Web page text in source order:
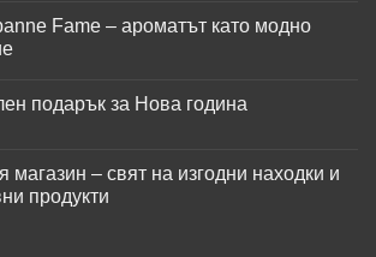
Fame – ароматът като модно
подарък за Нова година
магазин – свят на изгодни находки и
продукти